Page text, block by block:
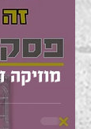
מוזיקה